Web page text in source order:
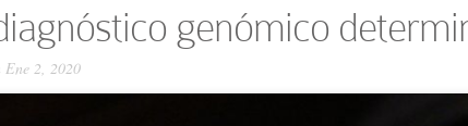
genómico
2, 2020